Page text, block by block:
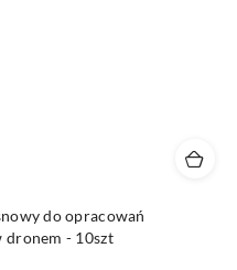
do opracowań
- 10szt